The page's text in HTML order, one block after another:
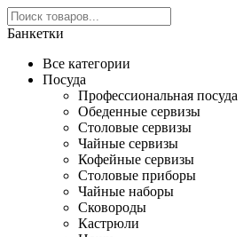
Банкетки
Все категории
Посуда
Профессиональная посуда
Обеденные сервизы
Столовые сервизы
Чайные сервизы
Кофейные сервизы
Столовые приборы
Чайные наборы
Сковороды
Кастрюли